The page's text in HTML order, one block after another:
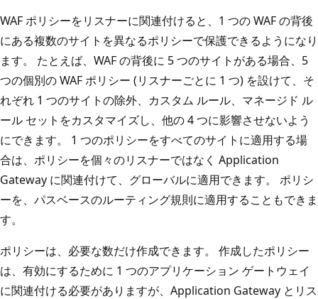
WAF ポリシーをリスナーに関連付けると、1 つの WAF の背後
にある複数のサイトを異なるポリシーで保護できるようになり
ます。 たとえば、WAF の背後に 5 つのサイトがある場合、5
つの個別の WAF ポリシー (リスナーごとに 1 つ) を設けて、そ
れぞれ 1 つのサイトの除外、カスタム ルール、マネージド ル
ール セットをカスタマイズし、他の 4 つに影響させないよう
にできます。 1 つのポリシーをすべてのサイトに適用する場
合は、ポリシーを個々のリスナーではなく Application
Gateway に関連付けて、グローバルに適用できます。 ポリシ
ーを、パスベースのルーティング規則に適用することもできま
す。
ポリシーは、必要な数だけ作成できます。 作成したポリシー
は、有効にするために 1 つのアプリケーション ゲートウェイ
に関連付ける必要がありますが、Application Gateway とリス